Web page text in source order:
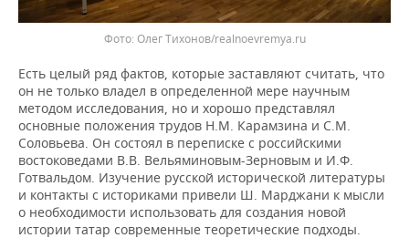
Фото: Олег Тихонов/realnoevremya.ru
Есть целый ряд фактов, которые заставляют считать, что
он не только владел в определенной мере научным
методом исследования, но и хорошо представлял
основные положения трудов Н.М. Карамзина и С.М.
Соловьева. Он состоял в переписке с российскими
востоковедами В.В. Вельяминовым-Зерновым и И.Ф.
Готвальдом. Изучение русской исторической литературы
и контакты с историками привели Ш. Марджани к мысли
о необходимости использовать для создания новой
истории татар современные теоретические подходы.